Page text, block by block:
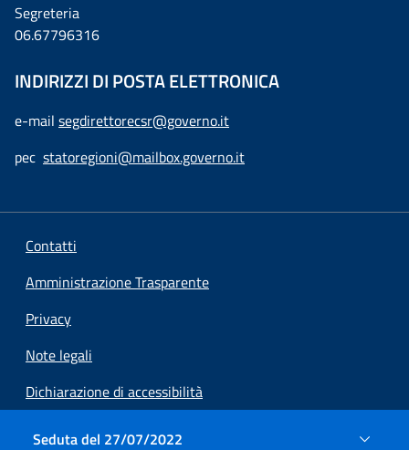
Seduta del 27/07/2022
Segreteria
06.67796316
INDIRIZZI DI POSTA ELETTRONICA
e-mail segdirettorecsr@governo.it
pec statoregioni@mailbox.governo.it
Contatti
Amministrazione Trasparente
Privacy
Note legali
Dichiarazione di accessibilità
Preferenze cookie